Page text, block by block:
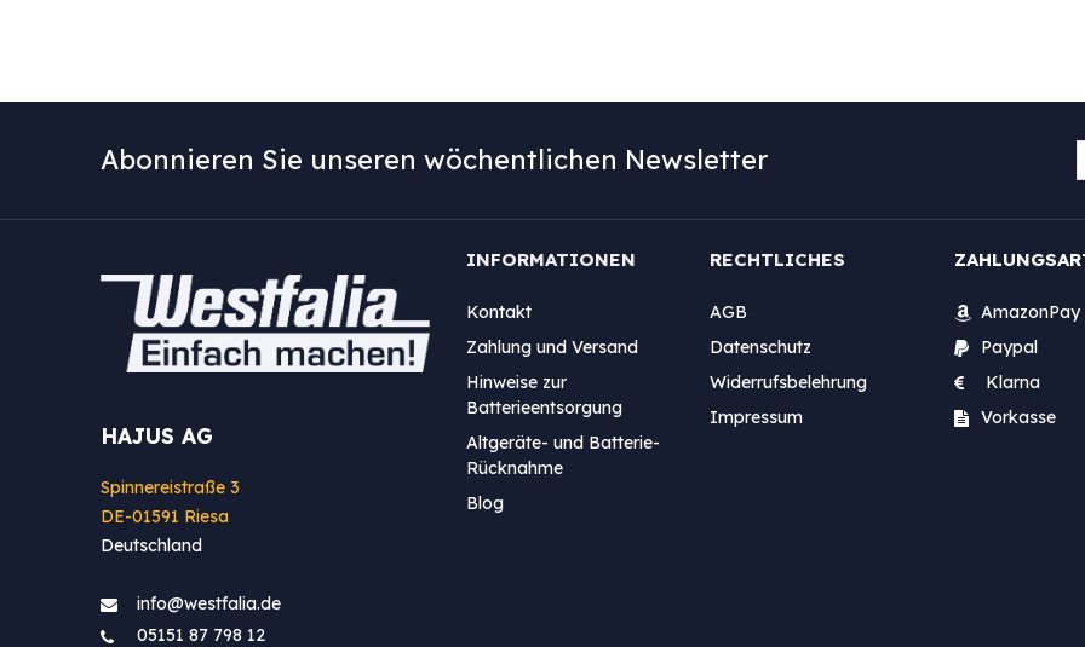
Abonnieren Sie unseren wöchentlichen Newsletter
HAJUS AG
Spinnereistraße 3
DE-01591 Riesa
Deutschland
info@westfa​lia.de
05151 87 798 12
INFORMATIONEN
Kontakt
Zahlung und Versand
Hinweise zur
Batterieentsorgung
Altgeräte- und Batterie-
Rücknahme
Blog
RECHTLICHES
AGB
Datenschutz
Widerrufsbelehrung
Impressum
AmazonPay
Paypal
Klarna
Vorkasse